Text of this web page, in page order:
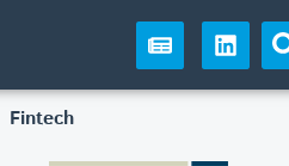
Fintech